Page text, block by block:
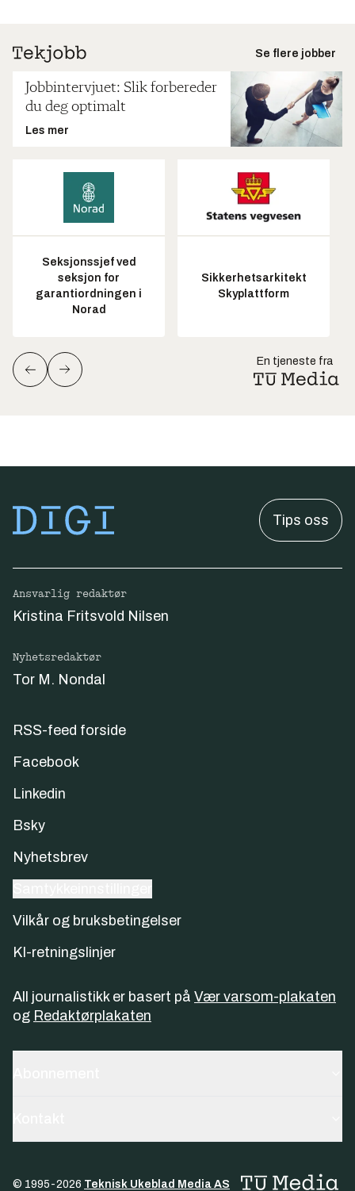
Se flere jobber
Jobbintervjuet: Slik forbereder
du deg optimalt
Les mer
Seksjonssjef ved
seksjon for
garantiordningen i
Norad
Sikkerhetsarkitekt
Skyplattform
En tjeneste fra
Tips oss
Ansvarlig redaktør
Kristina Fritsvold Nilsen
Nyhetsredaktør
Tor M. Nondal
RSS-feed forside
Facebook
Linkedin
Bsky
Nyhetsbrev
Vilkår og bruksbetingelser
KI-retningslinjer
All journalistikk er basert på Vær varsom-plakaten
og Redaktørplakaten
© 1995-2026 Teknisk Ukeblad Media AS